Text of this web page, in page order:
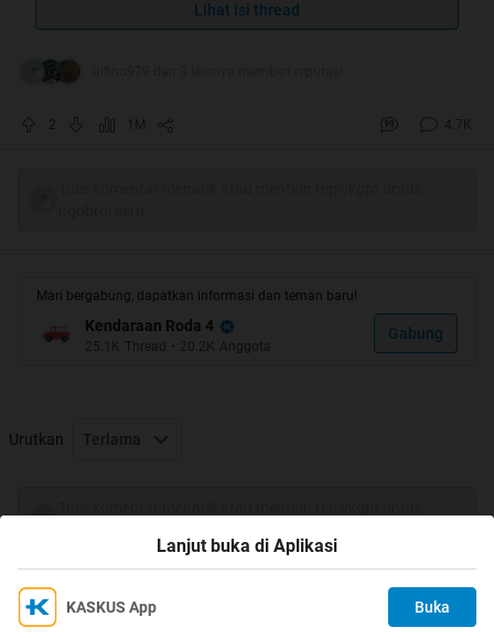
Lihat isi thread
2 4.7K
Mari bergabung, dapatkan informasi dan teman baru!
Kendaraan Roda 4
25.1K Thread • 20.2K Anggota
Gabung
Urutkan Terlama
Ikuti KASKUS di
Kami menggunakan Cookies
Lanjut buka di Aplikasi
KASKUS App Buka